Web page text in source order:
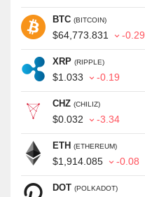
BTC (BITCOIN)
$64,773.831 -0.29
XRP (RIPPLE)
$1.033 -0.19
CHZ (CHILIZ)
$0.032 -3.34
ETH (ETHEREUM)
$1,914.085 -0.08
DOT (POLKADOT)